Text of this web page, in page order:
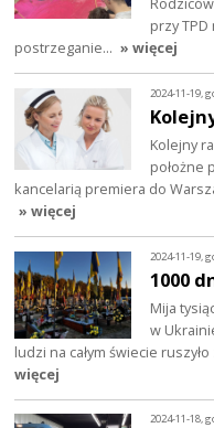
przy TPD
postrzeganie… » więcej
2024-11-19,
Kolejny
położne
kancelarią premiera do
» więcej
2024-11-19,
1000
Mija
w
ludzi na całym świecie
więcej
2024-11-18,